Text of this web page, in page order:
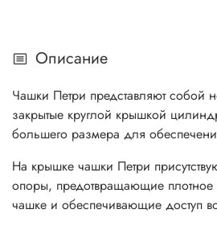
Описание
Чашки Петри представляют собой
закрытые круглой крышкой
большего размера для
На крышке чашки Петри
опоры, предотвращающие
чашке и обеспечивающие доступ